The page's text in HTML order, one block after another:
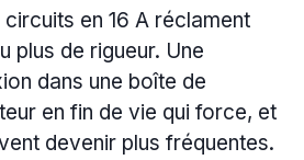
circuits en 16 A réclament
plus de rigueur. Une
dans une boîte de
en fin de vie qui force, et
devenir plus fréquentes.